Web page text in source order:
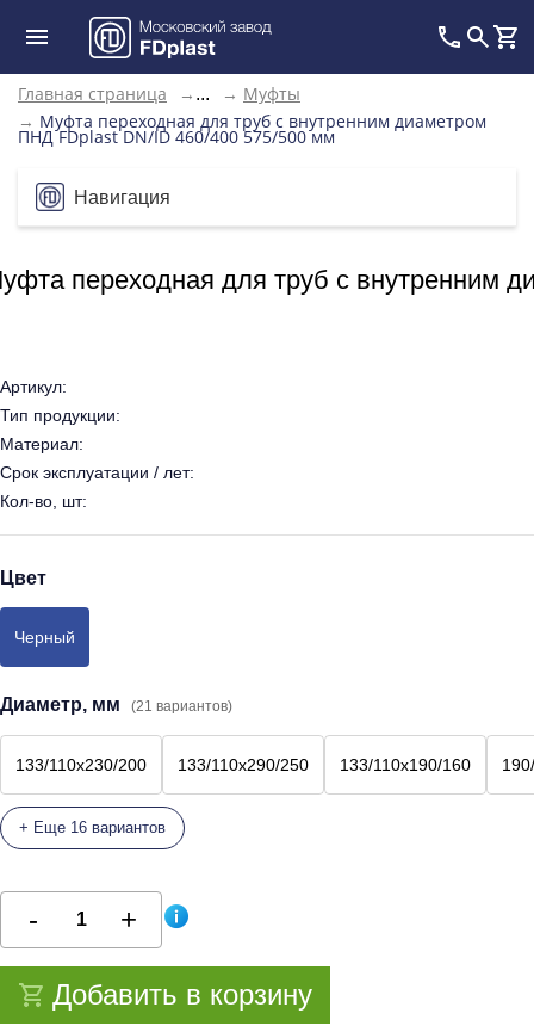
Главная страница → ... → Муфты
→ Муфта переходная для труб с внутренним диаметром
ПНД FDplast DN/ID 460/400 575/500 мм
Навигация
переходная для труб с внутренним
Артикул:
Тип продукции:
Материал:
Срок эксплуатации / лет:
Кол-во, шт:
Цвет
Черный
Диаметр, мм (21 вариантов)
133/110х230/200 133/110х290/250 133/110х190/160
+ Еще 16 вариантов
Добавить в корзину